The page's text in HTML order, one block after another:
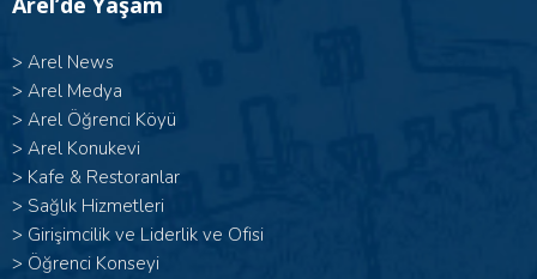
> Arel News
> Arel Medya
> Arel Öğrenci Köyü
> Arel Konukevi
> Kafe & Restoranlar
> Sağlık Hizmetleri
> Girişimcilik ve Liderlik ve Ofisi
> Öğrenci Konseyi